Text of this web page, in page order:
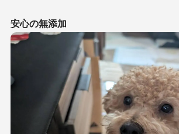
安心の無添加